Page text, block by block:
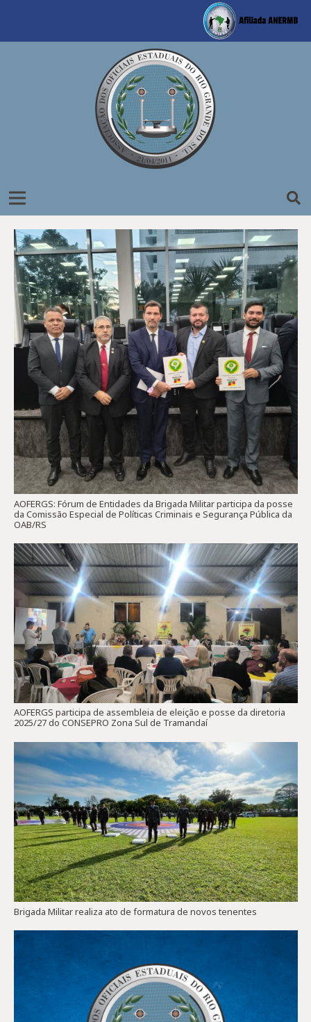
AOFERGS: Fórum de Entidades da Brigada Militar participa da posse
da Comissão Especial de Políticas Criminais e Segurança Pública da
OAB/RS
AOFERGS participa de assembleia de eleição e posse da diretoria
2025/27 do CONSEPRO Zona Sul de Tramandaí
Brigada Militar realiza ato de formatura de novos tenentes